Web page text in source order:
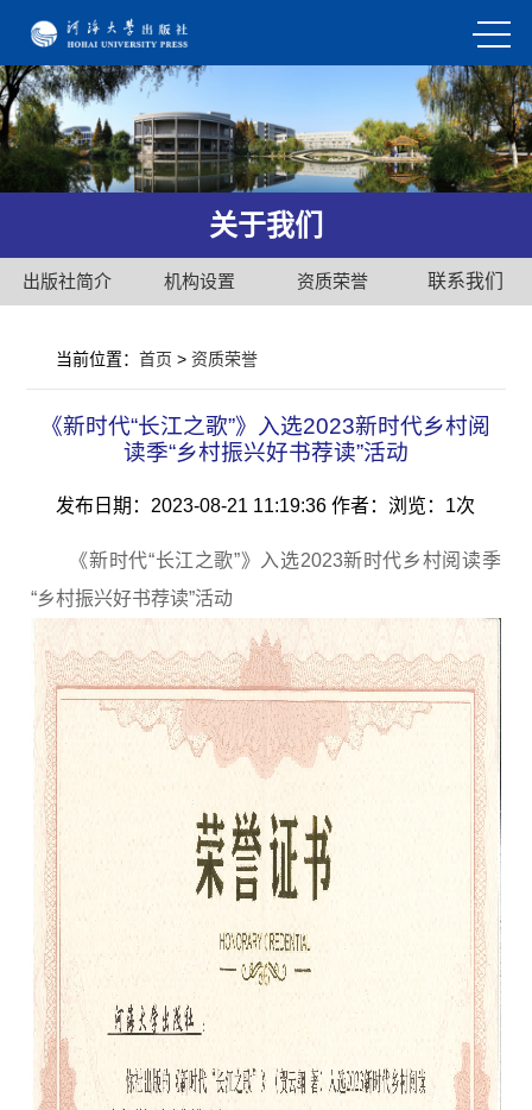
关于我们
出版社简介 机构设置 资质荣誉 联系我们
当前位置：首页 >资质荣誉
《新时代“长江之歌”》入选2023新时代乡村阅
读季“乡村振兴好书荐读”活动
发布日期：2023-08-21 11:19:36作者： 浏览： 1次
《新时代“长江之歌”》入选2023新时代乡村阅读季
“乡村振兴好书荐读”活动